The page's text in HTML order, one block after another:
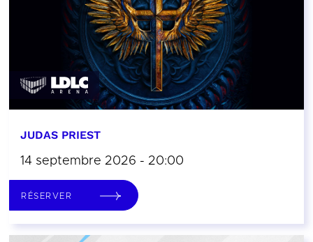
JUDAS PRIEST
14 septembre 2026 - 20:00
RÉSERVER